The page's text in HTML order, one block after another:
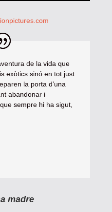
de la vida que
exòtics sinó en tot just
la porta d’una
abandonar i
sempre hi ha sigut,
madre